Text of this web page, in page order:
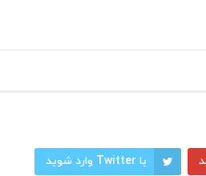
با Twitter وارد شوید